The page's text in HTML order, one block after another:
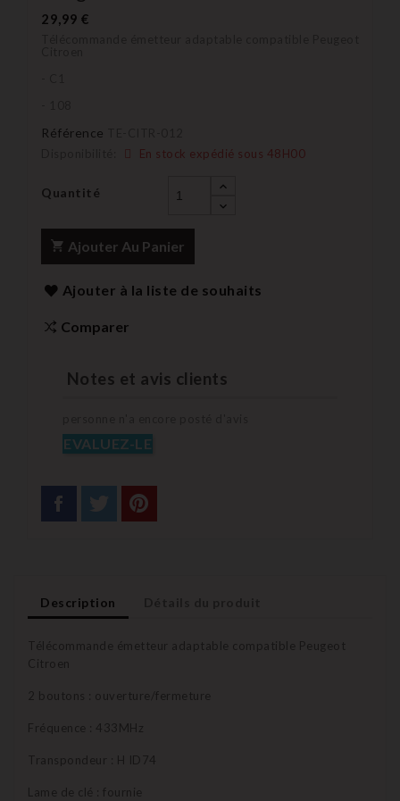
29,99 €
Référence
En stock expédié sous 48H00
Quantité
Ajouter Au Panier
Ajouter à la liste de souhaits
Comparer
Notes et avis clients
EVALUEZ-LE
Description
Télécommande émetteur adaptable compatible Peugeot
Citroen
2 boutons : ouverture/fermeture
Fréquence : 433MHz
Transpondeur : H ID74
Lame de clé : fournie